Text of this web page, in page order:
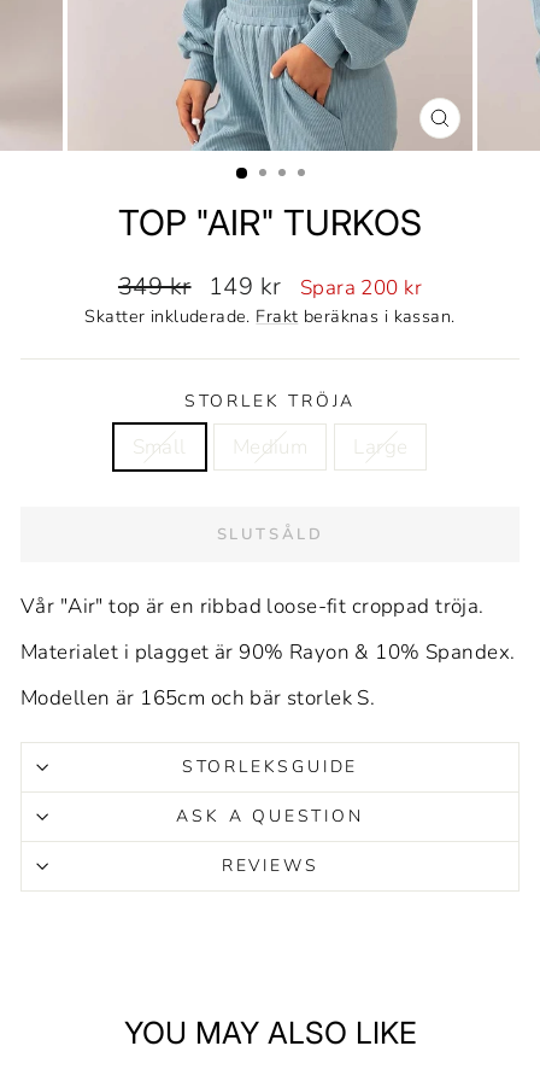
STÄNG
(ESC)
TOP "AIR" TURKOS
Ordinarie
pris
349 kr Reapris
149 kr Spara 200 kr
Skatter inkluderade. Frakt beräknas i kassan.
STORLEK TRÖJA
Small Medium Large
SLUTSÅLD
Vår "Air" top är en ribbad loose-fit croppad tröja.
Materialet i plagget är 90% Rayon & 10% Spandex.
Modellen är 165cm och bär storlek S.
STORLEKSGUIDE
ASK A QUESTION
REVIEWS
YOU MAY ALSO LIKE